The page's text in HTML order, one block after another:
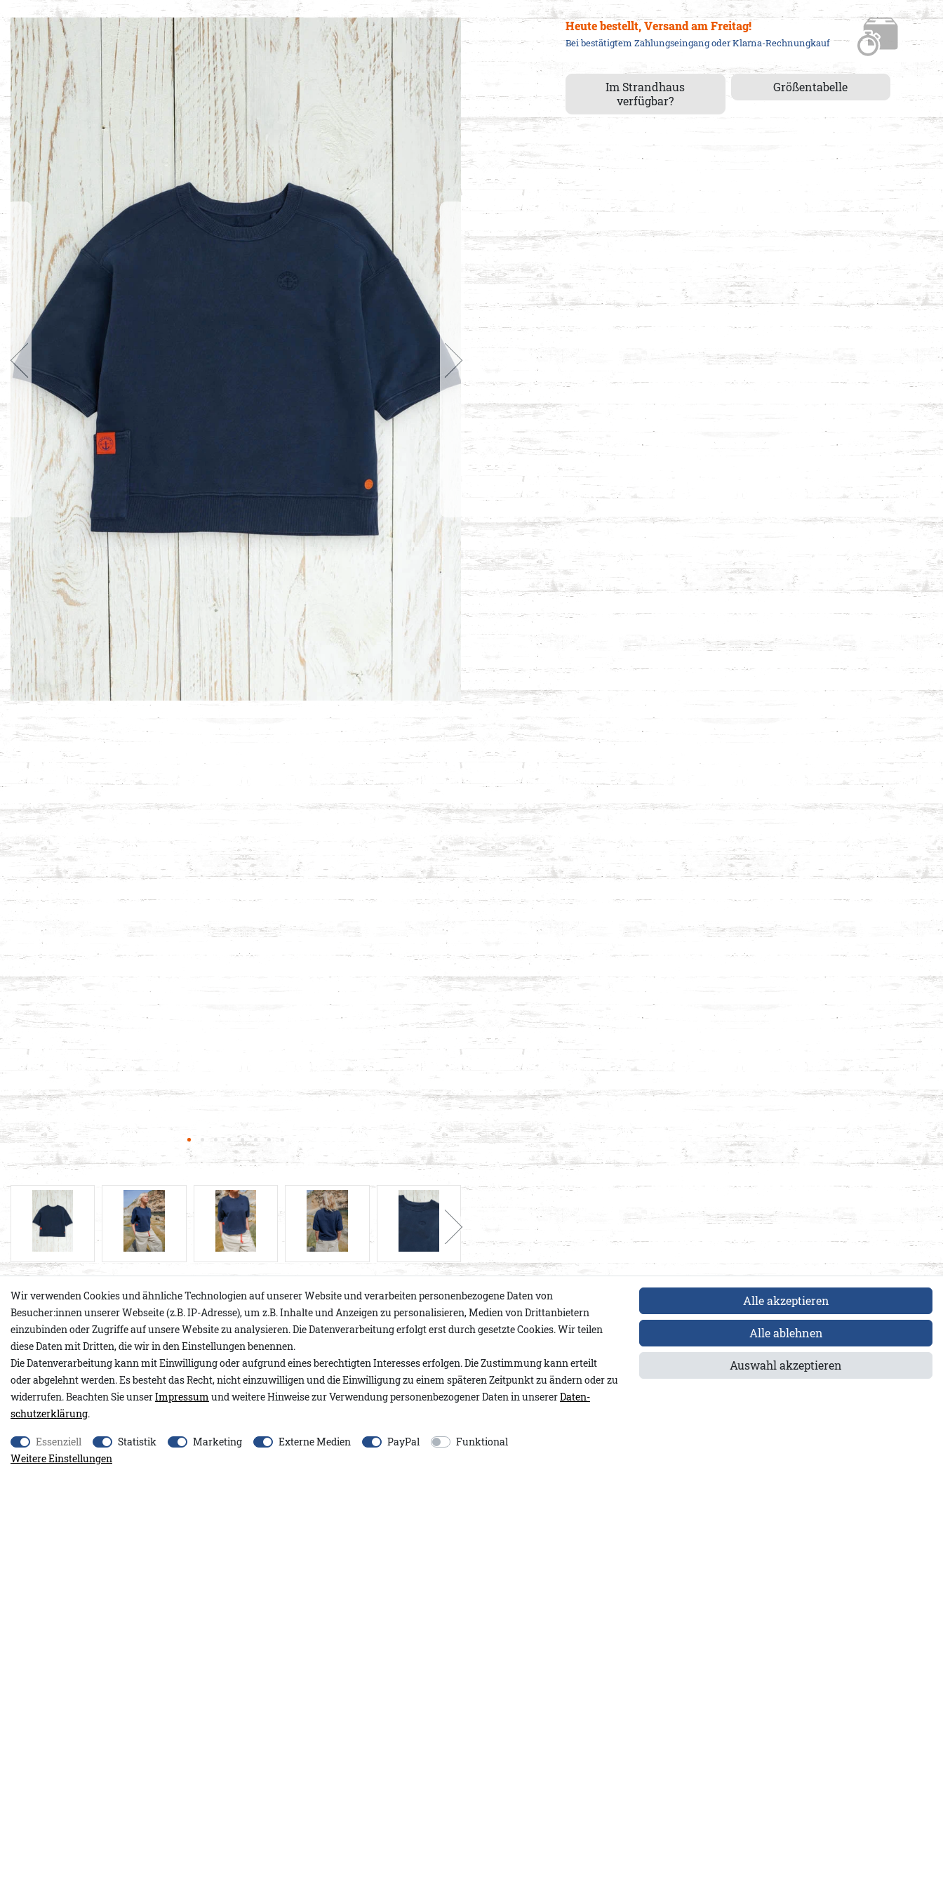
Heute bestellt, Versand am Freitag!
Bei bestätigtem Zahlungseingang oder Klarna-Rechnungkauf
Im Strandhaus
verfügbar?
Größentabelle
Produktdetails
Wie ein Lieblingsstück, das dich schon lange begleitet: Blanca unser locker geschnittenes
Damen-Kurzarm-Sweatshirt in gewaschenem Dunkelblau vereint entspannte Leichtigkeit
mit einem authentischen Used-Look. Die sanft verwaschene Farbe erinnert an lange Tage am
Meer und laue Sommerabende. Der Rundhalsausschnitt und die verkürzten Rippabschlüsse
lässigen Akzent, während der breite Saum dem Sweatshirt eine entspannte Silhouette
verleiht. Das Adenauer & Co. Logo auf der linken Brust in Dunkelblau fügt sich perfekt ein und
Artikelnummer: 1.2604.04.008-5169-M/L
Modell:
Blanca A&Co
Inhalt:
1 Stück
Adenauer&Co. Einzelhandels GmbH
Wir verwenden Cookies und ähnliche Technologien auf unserer Website und verarbeiten personenbezogene Daten von
Besucher:innen unserer Webseite (z.B. IP-Adresse), um z.B. Inhalte und Anzeigen zu personalisieren, Medien von Drittanbietern
einzubinden oder Zugriffe auf unsere Website zu analysieren. Die Datenverarbeitung erfolgt erst durch gesetzte Cookies. Wir teilen
diese Daten mit Dritten, die wir in den Einstellungen benennen.
Die Datenverarbeitung kann mit Einwilligung oder aufgrund eines berechtigten Interesses erfolgen. Die Zustimmung kann erteilt
oder abgelehnt werden. Es besteht das Recht, nicht einzuwilligen und die Einwilligung zu einem späteren Zeitpunkt zu ändern oder zu
widerrufen. Beachten Sie unserImpressum und weitere Hinweise zur Verwendung personenbezogener Daten in unsererDaten­
schutz­erklärung.
Essenziell Statistik Marketing Externe Medien PayPal
Funktional
Weitere Einstellungen
Alle akzeptieren
Alle ablehnen
Auswahl akzeptieren